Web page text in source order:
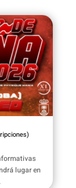
lugar en